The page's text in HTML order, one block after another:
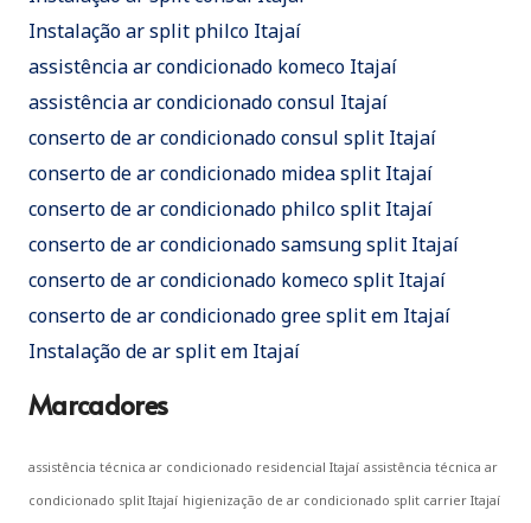
Instalação ar split philco Itajaí
assistência ar condicionado komeco Itajaí
assistência ar condicionado consul Itajaí
conserto de ar condicionado consul split Itajaí
conserto de ar condicionado midea split Itajaí
conserto de ar condicionado philco split Itajaí
conserto de ar condicionado samsung split Itajaí
conserto de ar condicionado komeco split Itajaí
conserto de ar condicionado gree split em Itajaí
Instalação de ar split em Itajaí
Marcadores
assistência técnica ar condicionado residencial Itajaí assistência técnica ar
condicionado split Itajaí higienização de ar condicionado split carrier Itajaí